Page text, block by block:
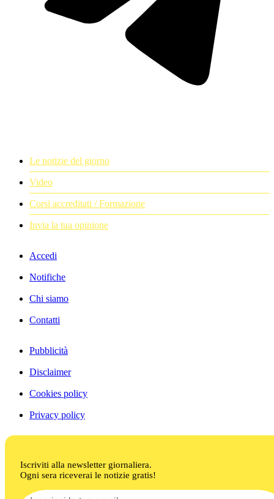
Le notizie del giorno
Video
Corsi accreditati / Formazione
Invia la tua opinione
Accedi
Notifiche
Chi siamo
Contatti
Pubblicità
Disclaimer
Cookies policy
Privacy policy
Iscriviti alla newsletter giornaliera.
Ogni sera riceverai le notizie gratis!